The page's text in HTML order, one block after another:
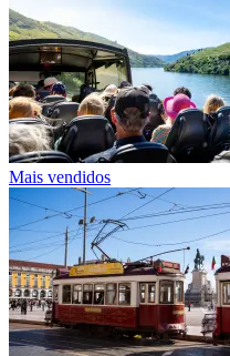
Mais vendidos